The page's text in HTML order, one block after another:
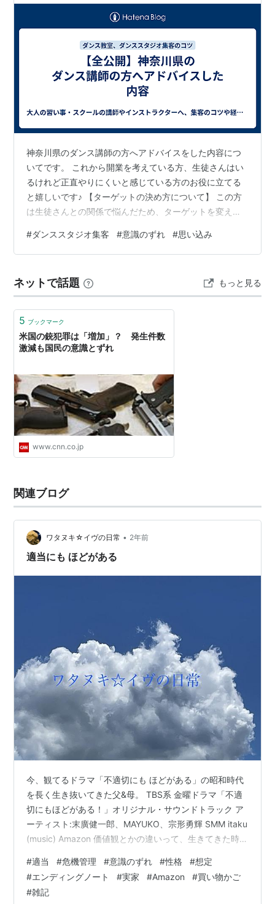
神奈川県のダンス講師の方へアドバイスをした内容につ
いてです。 これから開業を考えている方、生徒さんはい
るけれど正直やりにくいと感じている方のお役に立てる
と嬉しいです♪ 【ターゲットの決め方について】 この方
は生徒さんとの関係で悩んだため、ターゲットを変えた
徒さんとこの先どういう時間を過ごしたいか、生徒さん
にはどうなってもらいたいか、どんな指導を提供してい
らいました。 「ステージに立つのが好きな生徒さんにな
ってもらいたい」とおっしゃってたので、プロのダンサ
ーさん向けのレッスンにするのか、初心者か…
#ダンススタジオ集客 #意識のずれ #思い込み
ネットで話題 もっと見る
5 ブックマーク
米国の銃犯罪は「増加」？ 発生件数
激減も国民の意識とずれ
www.cnn.co.jp
関連ブログ
ワタヌキ☆イヴの日常 • 2年前
適当にも ほどがある
今、観てるドラマ「不適切にも ほどがある」の昭和時代
を長く生き抜いてきた父&母。 TBS系 金曜ドラマ「不適
切にもほどがある！」オリジナル・サウンドトラック ア
ーティスト:末廣健一郎、MAYUKO、宗形勇輝 SMM itaku
(music) Amazon 価値観とかの違いって、生きてきた時代
差が大きいかもね、と思ったのは お父さんの親戚が同じ
市内に 一人暮らししてて、 病弱で入退院を繰り返してい
たんだけど その際、お父さんが書類にサインしたり、ワ
#適当 #危機管理 #意識のずれ #性格 #想定
#エンディングノート #実家 #Amazon #買い物かご
#雑記